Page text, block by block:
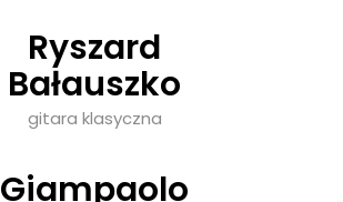
Ryszard
Bałauszko
gitara klasyczna
Giampaolo